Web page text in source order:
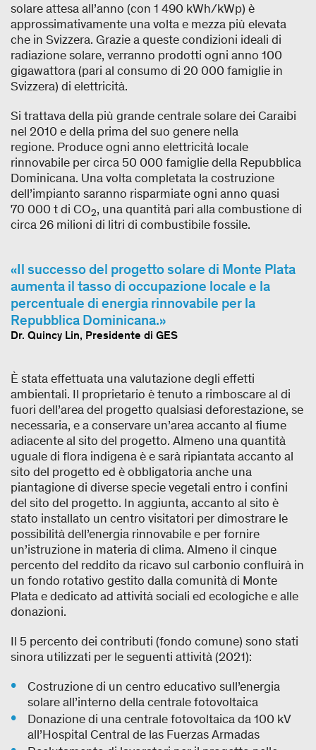
solare attesa all’anno (con 1 490 kWh/kWp) è
approssimativamente una volta e mezza più elevata
che in Svizzera. Grazie a queste condizioni ideali di
radiazione solare, verranno prodotti ogni anno 100
gigawattora (pari al consumo di 20 000 famiglie in
Svizzera) di elettricità.
Si trattava della più grande centrale solare dei Caraibi
nel 2010 e della prima del suo genere nella
regione. Produce ogni anno elettricità locale
rinnovabile per circa 50 000 famiglie della Repubblica
Dominicana. Una volta completata la costruzione
dell’impianto saranno risparmiate ogni anno quasi
70 000 t di CO2, una quantità pari alla combustione di
circa 26 milioni di litri di combustibile fossile.
Il successo del progetto solare di Monte Plata
aumenta il tasso di occupazione locale e la
percentuale di energia rinnovabile per la
Repubblica Dominicana.
Dr. Quincy Lin, Presidente di GES
È stata effettuata una valutazione degli effetti
ambientali. Il proprietario è tenuto a rimboscare al di
fuori dell’area del progetto qualsiasi deforestazione, se
necessaria, e a conservare un’area accanto al fiume
adiacente al sito del progetto. Almeno una quantità
uguale di flora indigena è e sarà ripiantata accanto al
sito del progetto ed è obbligatoria anche una
piantagione di diverse specie vegetali entro i confini
del sito del progetto. In aggiunta, accanto al sito è
stato installato un centro visitatori per dimostrare le
possibilità dell’energia rinnovabile e per fornire
un’istruzione in materia di clima. Almeno il cinque
percento del reddito da ricavo sul carbonio confluirà in
un fondo rotativo gestito dalla comunità di Monte
Plata e dedicato ad attività sociali ed ecologiche e alle
donazioni.
Il 5 percento dei contributi (fondo comune) sono stati
sinora utilizzati per le seguenti attività (2021):
Costruzione di un centro educativo sull’energia
solare all’interno della centrale fotovoltaica
Donazione di una centrale fotovoltaica da 100 kV
all’Hospital Central de las Fuerzas Armadas